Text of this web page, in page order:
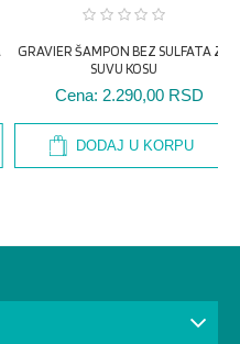
DODAJ U KORPU